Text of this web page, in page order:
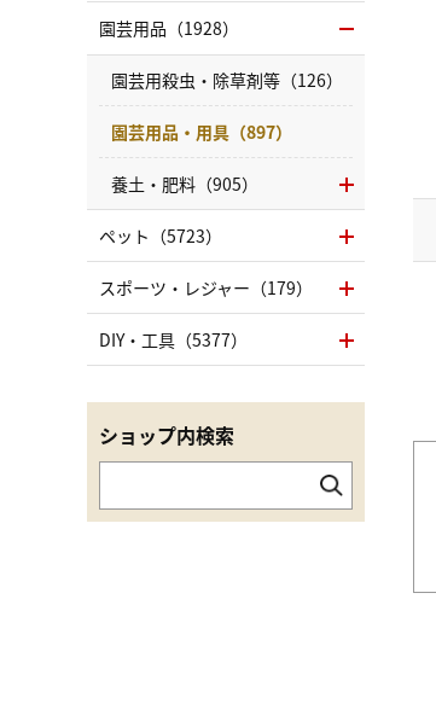
園芸用品（1928）
園芸用殺虫・除草剤等（126）
園芸用品・用具（897）
養土・肥料（905）
ペット（5723）
スポーツ・レジャー（179）
DIY・工具（5377）
ショップ内検索